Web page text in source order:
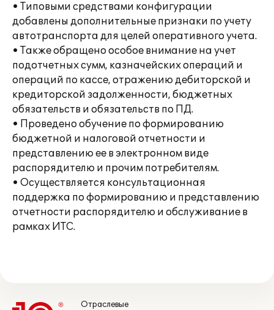
• Типовыми средствами конфигурации
добавлены дополнительные признаки по учету
автотранспорта для целей оперативного учета.
• Также обращено особое внимание на учет
подотчетных сумм, казначейских операций и
операций по кассе, отражению дебиторской и
кредиторской задолженности, бюджетных
обязательств и обязательств по ПД.
• Проведено обучение по формированию
бюджетной и налоговой отчетности и
представлению ее в электронном виде
распорядителю и прочим потребителям.
• Осуществляется консультационная
поддержка по формированию и представлению
отчетности распорядителю и обслуживание в
рамках ИТС.
Отраслевые